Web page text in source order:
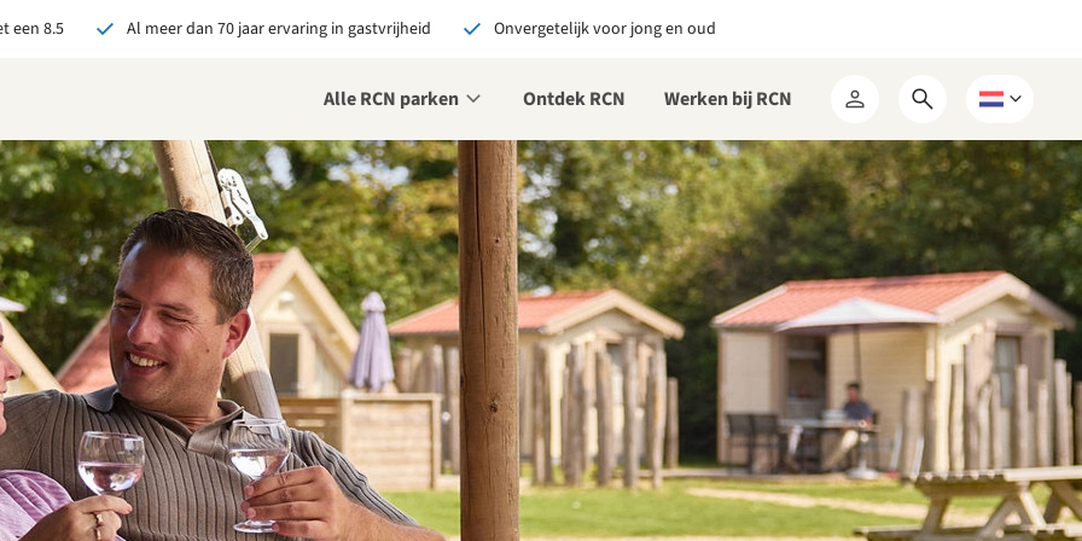
een 8.5 Al meer dan 70 jaar ervaring in gastvrijheid Onvergetelijk voor jong en oud
Alle RCN parken Ontdek RCN Werken bij RCN
Mijn
RCN
Open
zoekformulier
Kies
een
taal
bij RCN boekt, krijg je:
De beste prijsgarantie
Exclusieve voordelen
Persoonlijk contact
alle voordelen